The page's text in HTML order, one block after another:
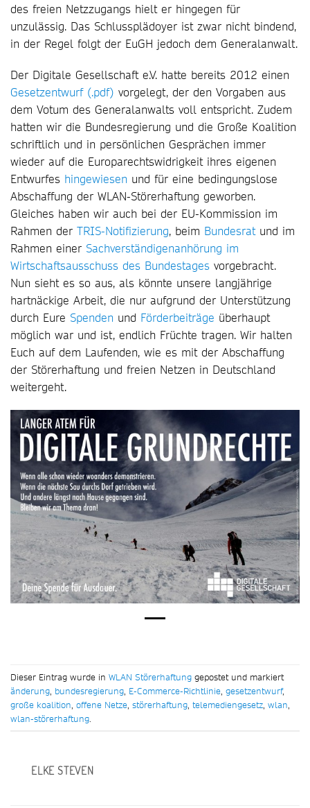
des freien Netzzugangs hielt er hingegen für
unzulässig. Das Schlussplädoyer ist zwar nicht bindend,
in der Regel folgt der EuGH jedoch dem Generalanwalt.
Der Digitale Gesellschaft e.V. hatte bereits 2012 einen
Gesetzentwurf (.pdf) vorgelegt, der den Vorgaben aus
dem Votum des Generalanwalts voll entspricht. Zudem
hatten wir die Bundesregierung und die Große Koalition
schriftlich und in persönlichen Gesprächen immer
wieder auf die Europarechtswidrigkeit ihres eigenen
Entwurfes hingewiesen und für eine bedingungslose
Abschaffung der WLAN-Störerhaftung geworben.
Gleiches haben wir auch bei der EU-Kommission im
Rahmen der TRIS-Notifizierung, beim Bundesratund im
Rahmen einer Sachverständigenanhörung im
Wirtschaftsausschuss des Bundestages vorgebracht.
Nun sieht es so aus, als könnte unsere langjährige
hartnäckige Arbeit, die nur aufgrund der Unterstützung
durch Eure Spenden und Förderbeiträge überhaupt
möglich war und ist, endlich Früchte tragen. Wir halten
Euch auf dem Laufenden, wie es mit der Abschaffung
der Störerhaftung und freien Netzen in Deutschland
weitergeht.
Dieser Eintrag wurde in WLAN Störerhaftung gepostet und markiert
änderung, bundesregierung, E-Commerce-Richtlinie, gesetzentwurf,
große koalition, offene Netze, störerhaftung, telemediengesetz, wlan,
wlan-störerhaftung.
ELKE STEVEN